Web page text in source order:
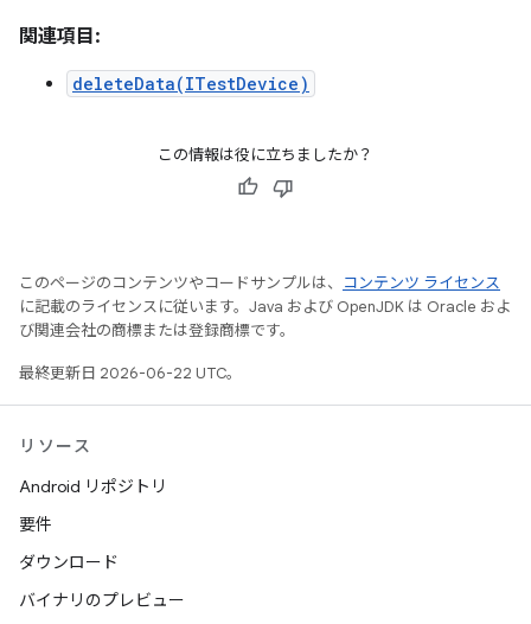
関連項目:
deleteData(ITestDevice)
この情報は役に立ちましたか？
このページのコンテンツやコードサンプルは、
コンテンツ ライセンス
に記載のライセンスに従います。Java および OpenJDK は Oracle およ
び関連会社の商標または登録商標です。
最終更新日 2026-06-22 UTC。
リソース
Android リポジトリ
要件
ダウンロード
バイナリのプレビュー